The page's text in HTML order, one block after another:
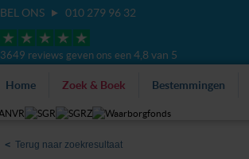
BEL ONS 010 279 96 32
3649 reviews geven ons een 4,8 van 5
Home Zoek & Boek Bestemmingen
<Terug naar zoekresultaat